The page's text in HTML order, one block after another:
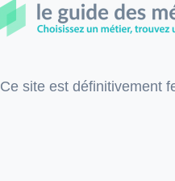
Ce site est définitivement